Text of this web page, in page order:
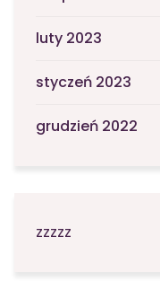
luty 2023
styczeń 2023
grudzień 2022
zzzzz